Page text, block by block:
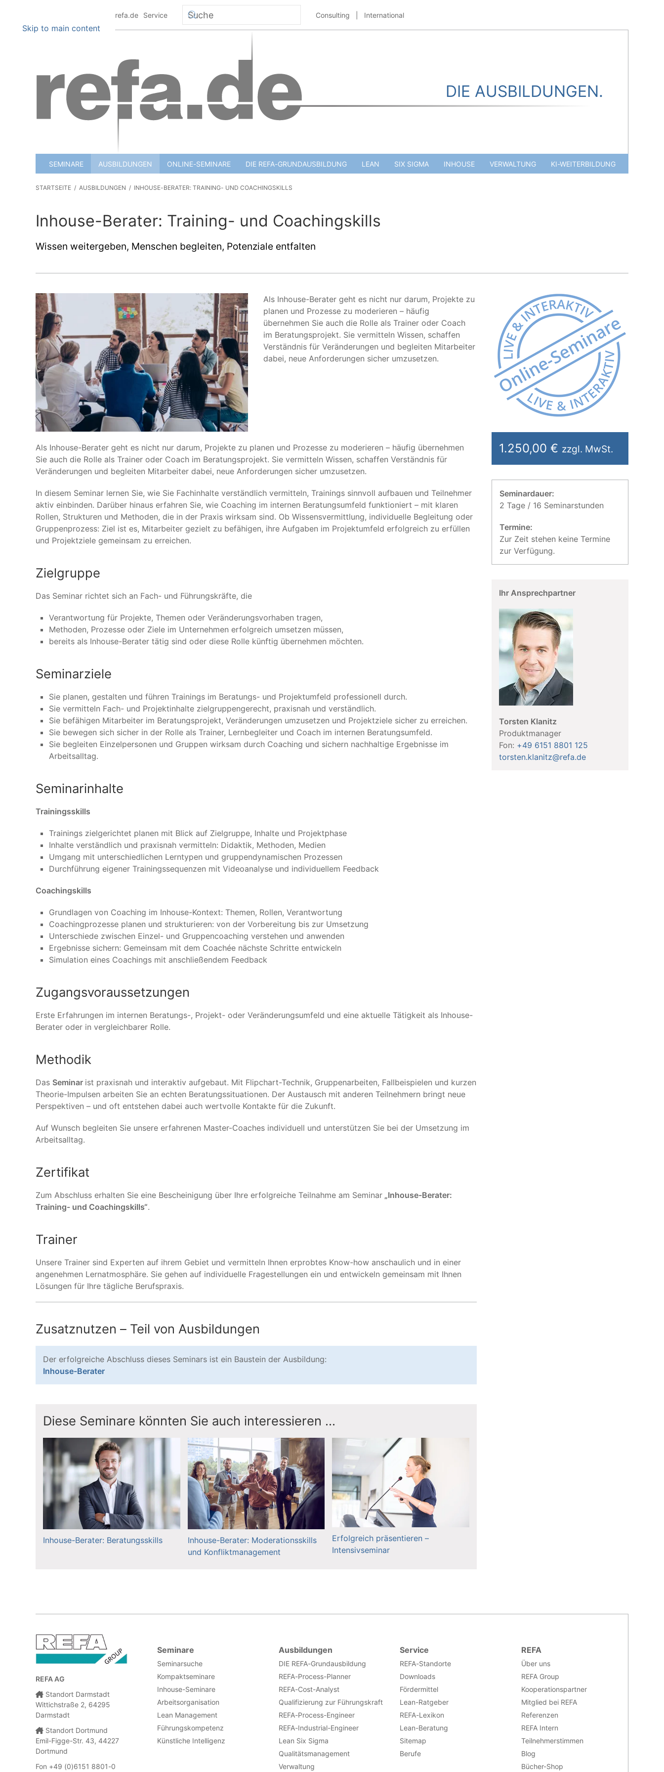
Skip to main content
info@refa.de Service Consulting International
DIE AUSBILDUNGEN.
SEMINARE AUSBILDUNGEN ONLINE-SEMINARE DIE REFA-GRUNDAUSBILDUNG LEAN SIX SIGMA INHOUSE VERWALTUNG KI-WEITERBILDUNG
STARTSEITE AUSBILDUNGEN INHOUSE-BERATER: TRAINING- UND COACHINGSKILLS
Inhouse-Berater: Training- und Coachingskills
Wissen weitergeben, Menschen begleiten, Potenziale entfalten
Als Inhouse-Berater geht es nicht nur darum, Projekte zu
planen und Prozesse zu moderieren – häufig
übernehmen Sie auch die Rolle als Trainer oder Coach
im Beratungsprojekt. Sie vermitteln Wissen, schaffen
Verständnis für Veränderungen und begleiten Mitarbeiter
dabei, neue Anforderungen sicher umzusetzen.
Als Inhouse-Berater geht es nicht nur darum, Projekte zu planen und Prozesse zu moderieren – häufig übernehmen
Sie auch die Rolle als Trainer oder Coach im Beratungsprojekt. Sie vermitteln Wissen, schaffen Verständnis für
Veränderungen und begleiten Mitarbeiter dabei, neue Anforderungen sicher umzusetzen.
In diesem Seminar lernen Sie, wie Sie Fachinhalte verständlich vermitteln, Trainings sinnvoll aufbauen und Teilnehmer
aktiv einbinden. Darüber hinaus erfahren Sie, wie Coaching im internen Beratungsumfeld funktioniert – mit klaren
Rollen, Strukturen und Methoden, die in der Praxis wirksam sind. Ob Wissensvermittlung, individuelle Begleitung oder
Gruppenprozess: Ziel ist es, Mitarbeiter gezielt zu befähigen, ihre Aufgaben im Projektumfeld erfolgreich zu erfüllen
und Projektziele gemeinsam zu erreichen.
Zielgruppe
Das Seminar richtet sich an Fach- und Führungskräfte, die
Verantwortung für Projekte, Themen oder Veränderungsvorhaben tragen,
Methoden, Prozesse oder Ziele im Unternehmen erfolgreich umsetzen müssen,
bereits als Inhouse-Berater tätig sind oder diese Rolle künftig übernehmen möchten.
Seminarziele
Sie planen, gestalten und führen Trainings im Beratungs- und Projektumfeld professionell durch.
Sie vermitteln Fach- und Projektinhalte zielgruppengerecht, praxisnah und verständlich.
Sie befähigen Mitarbeiter im Beratungsprojekt, Veränderungen umzusetzen und Projektziele sicher zu erreichen.
Sie bewegen sich sicher in der Rolle als Trainer, Lernbegleiter und Coach im internen Beratungsumfeld.
Sie begleiten Einzelpersonen und Gruppen wirksam durch Coaching und sichern nachhaltige Ergebnisse im
Arbeitsalltag.
Seminarinhalte
Trainingsskills
Trainings zielgerichtet planen mit Blick auf Zielgruppe, Inhalte und Projektphase
Inhalte verständlich und praxisnah vermitteln: Didaktik, Methoden, Medien
Umgang mit unterschiedlichen Lerntypen und gruppendynamischen Prozessen
Durchführung eigener Trainingssequenzen mit Videoanalyse und individuellem Feedback
Coachingskills
Grundlagen von Coaching im Inhouse-Kontext: Themen, Rollen, Verantwortung
Coachingprozesse planen und strukturieren: von der Vorbereitung bis zur Umsetzung
Unterschiede zwischen Einzel- und Gruppencoaching verstehen und anwenden
Ergebnisse sichern: Gemeinsam mit dem Coachée nächste Schritte entwickeln
Simulation eines Coachings mit anschließendem Feedback
Zugangsvoraussetzungen
Erste Erfahrungen im internen Beratungs-, Projekt- oder Veränderungsumfeld und eine aktuelle Tätigkeit als Inhouse-
Berater oder in vergleichbarer Rolle.
Methodik
Das Seminar ist praxisnah und interaktiv aufgebaut. Mit Flipchart-Technik, Gruppenarbeiten, Fallbeispielen und kurzen
Theorie-Impulsen arbeiten Sie an echten Beratungssituationen. Der Austausch mit anderen Teilnehmern bringt neue
Perspektiven – und oft entstehen dabei auch wertvolle Kontakte für die Zukunft.
Auf Wunsch begleiten Sie unsere erfahrenen Master-Coaches individuell und unterstützen Sie bei der Umsetzung im
Arbeitsalltag.
Zertifikat
Zum Abschluss erhalten Sie eine Bescheinigung über Ihre erfolgreiche Teilnahme am Seminar „Inhouse-Berater:
Training- und Coachingskills“.
Trainer
Unsere Trainer sind Experten auf ihrem Gebiet und vermitteln Ihnen erprobtes Know-how anschaulich und in einer
angenehmen Lernatmosphäre. Sie gehen auf individuelle Fragestellungen ein und entwickeln gemeinsam mit Ihnen
Lösungen für Ihre tägliche Berufspraxis.
Zusatznutzen – Teil von Ausbildungen
Der erfolgreiche Abschluss dieses Seminars ist ein Baustein der Ausbildung:
Inhouse-Berater
Diese Seminare könnten Sie auch interessieren ...
Inhouse-Berater: Beratungsskills
Inhouse-Berater: Moderationsskills
und Konfliktmanagement
Erfolgreich präsentieren –
Intensivseminar
1.250,00 € zzgl. MwSt.
Seminardauer:
2 Tage / 16 Seminarstunden
Termine:
Zur Zeit stehen keine Termine
zur Verfügung.
Ihr Ansprechpartner
Torsten Klanitz
Produktmanager
Fon: +49 6151 8801 125
torsten.klanitz@refa.de
REFA AG
Standort Darmstadt
Wittichstraße 2, 64295
Darmstadt
Standort Dortmund
Emil-Figge-Str. 43, 44227
Dortmund
Fon +49 (0)6151 8801-0
Seminare
Seminarsuche
Kompaktseminare
Inhouse-Seminare
Arbeitsorganisation
Lean Management
Führungskompetenz
Künstliche Intelligenz
Ausbildungen
DIE REFA-Grundausbildung
REFA-Process-Planner
REFA-Cost-Analyst
Qualifizierung zur Führungskraft
REFA-Process-Engineer
REFA-Industrial-Engineer
Lean Six Sigma
Qualitätsmanagement
Verwaltung
Service
REFA-Standorte
Downloads
Fördermittel
Lean-Ratgeber
REFA-Lexikon
Lean-Beratung
Sitemap
Berufe
REFA
Über uns
REFA Group
Kooperationspartner
Mitglied bei REFA
Referenzen
REFA Intern
Teilnehmerstimmen
Blog
Bücher-Shop